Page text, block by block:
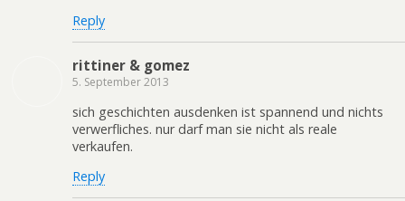
Reply
rittiner & gomez
5. September 2013
sich geschichten ausdenken ist spannend und nichts
verwerfliches. nur darf man sie nicht als reale
verkaufen.
Reply